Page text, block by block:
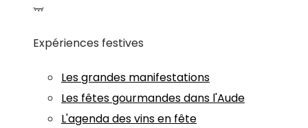
Expériences festives
Les grandes manifestations
Les fêtes gourmandes dans l'Aude
L'agenda des vins en fête